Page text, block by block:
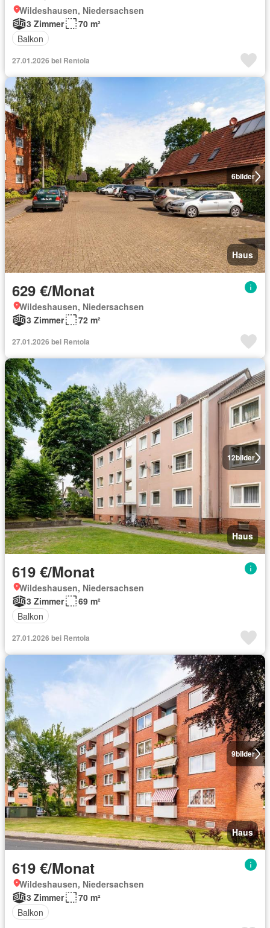
Wildeshausen, Niedersachsen
3 Zimmer
70 m²
Balkon
27.01.2026 bei Rentola
6bilder
Haus
629 €/Monat
Wildeshausen, Niedersachsen
3 Zimmer
72 m²
27.01.2026 bei Rentola
12bilder
Haus
619 €/Monat
Wildeshausen, Niedersachsen
3 Zimmer
69 m²
Balkon
27.01.2026 bei Rentola
9bilder
Haus
619 €/Monat
Wildeshausen, Niedersachsen
3 Zimmer
70 m²
Balkon